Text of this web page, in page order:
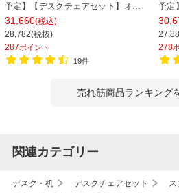
予定】【デスクチェアセット】オフ
ィスデスク 事務机 スチールデスク 片
袖机 1200×700 + メッシュチェア チ
ャットチェア セット
31,660(税込)
28,782(税抜)
287ポイント
19件
予定
ィス
袖机
ャ
278
売れ筋商品ランキング
関連カテゴリー
デスク・机 デスクチェアセット